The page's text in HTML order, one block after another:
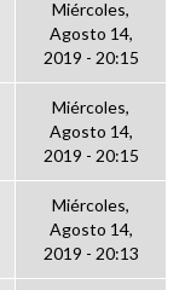
Miércoles,
Agosto 14,
2019 - 20:15
Miércoles,
Agosto 14,
2019 - 20:15
Miércoles,
Agosto 14,
2019 - 20:13